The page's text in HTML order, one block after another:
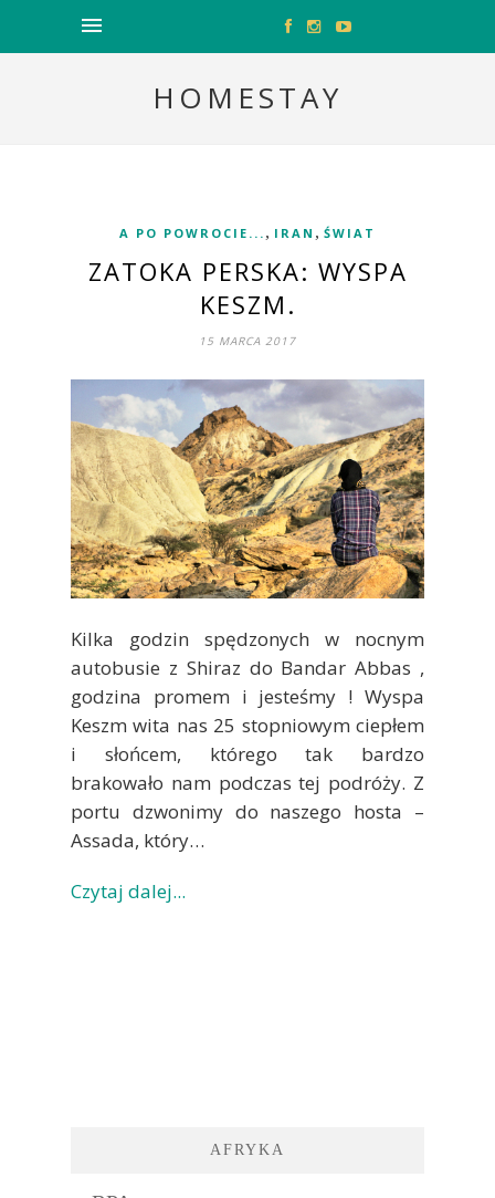
HOMESTAY
A PO POWROCIE... , IRAN , ŚWIAT
ZATOKA PERSKA: WYSPA
KESZM.
15 MARCA 2017
Kilka godzin spędzonych w nocnym
autobusie z Shiraz do Bandar Abbas ,
godzina promem i jesteśmy ! Wyspa
Keszm wita nas 25 stopniowym ciepłem
i słońcem, którego tak bardzo
brakowało nam podczas tej podróży. Z
portu dzwonimy do naszego hosta –
Assada, który…
Czytaj dalej...
AFRYKA